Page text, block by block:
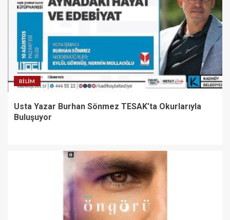
BILIM
Usta Yazar Burhan Sönmez TESAK’ta Okurlarıyla
Buluşuyor